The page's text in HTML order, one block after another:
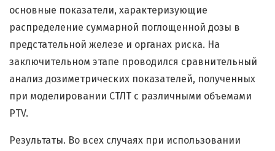
основные показатели, характеризующие
распределение суммарной поглощенной дозы в
предстательной железе и органах риска. На
заключительном этапе проводился сравнительный
анализ дозиметрических показателей, полученных
при моделировании СТЛТ с различными объемами
PTV.
Результаты. Во всех случаях при использовании